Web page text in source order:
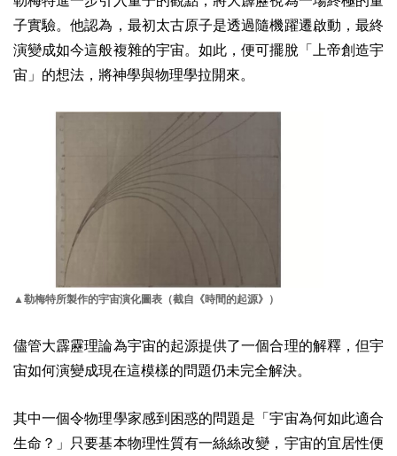
子實驗。他認為，最初太古原子是透過隨機躍遷啟動，最終
演變成如今這般複雜的宇宙。如此，便可擺脫「上帝創造宇
宙」的想法，將神學與物理學拉開來。
▲勒梅特所製作的宇宙演化圖表（截自《時間的起源》）
儘管大霹靂理論為宇宙的起源提供了一個合理的解釋，但宇
宙如何演變成現在這模樣的問題仍未完全解決。
其中一個令物理學家感到困惑的問題是「宇宙為何如此適合
生命？」只要基本物理性質有一絲絲改變，宇宙的宜居性便